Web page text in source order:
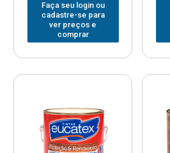
Faça seu login ou
cadastre-se para
ver preços e
comprar